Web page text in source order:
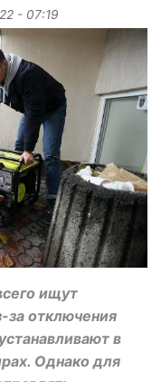
- 07:19
ищут
за отключения
в
Однако для